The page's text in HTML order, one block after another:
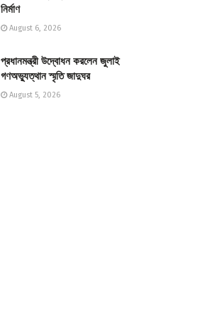
নির্মাণ
August 6, 2026
প্রধানমন্ত্রী উদ্বোধন করলেন জুলাই
গণঅভ্যুত্থান স্মৃতি জাদুঘর
August 5, 2026